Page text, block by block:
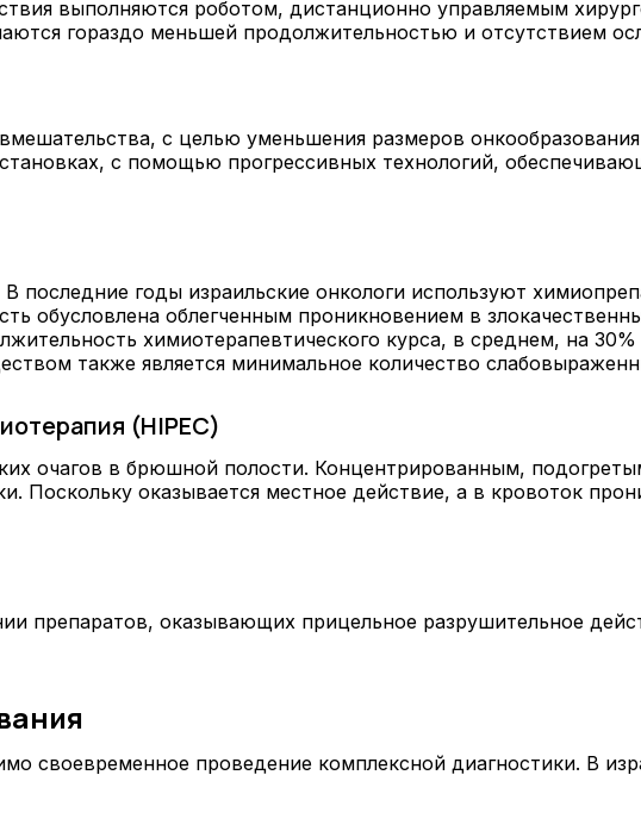
выполняются роботом, дистанционно управляемым
гораздо меньшей продолжительностью и отсутствием
с целью уменьшения размеров
с помощью прогрессивных технологий,
последние годы израильские онкологи используют
обусловлена облегченным проникновением в
химиотерапевтического курса, в среднем, на
также является минимальное количество
(HIPEC)
очагов в брюшной полости. Концентрированным,
оказывается местное действие, а в кровоток
препаратов, оказывающих прицельное разрушительное
своевременное проведение комплексной диагностики. В